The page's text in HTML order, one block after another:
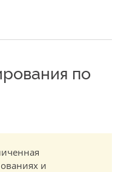
по
и